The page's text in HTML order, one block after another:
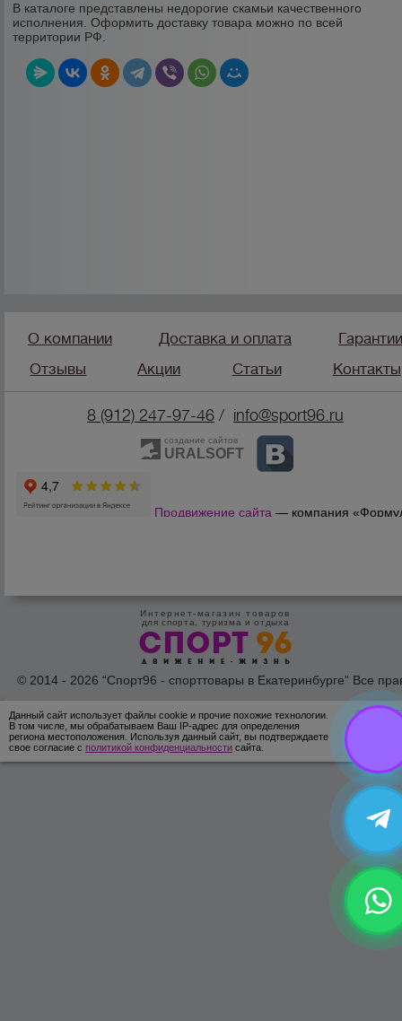
В каталоге представлены недорогие скамьи качественного
исполнения. Оформить доставку товара можно по всей
территории РФ.
О компании Доставка и оплата
Отзывы
Акции Статьи Контакты
8 (912) 247-97-46 / info@sport96.ru
создание сайтов
URALSOFT
Продвижение сайта — компания
Интернет-магазин товаров
для спорта, туризма и отдыха
© 2014 - 2026 “Спорт96 - спорттовары в Екатеринбурге” Все
Данный сайт использует файлы cookie и прочие похожие технологии.
В том числе, мы обрабатываем Ваш IP-адрес для определения
региона местоположения. Используя данный сайт, вы подтверждаете
свое согласие с политикой конфиденциальности сайта.